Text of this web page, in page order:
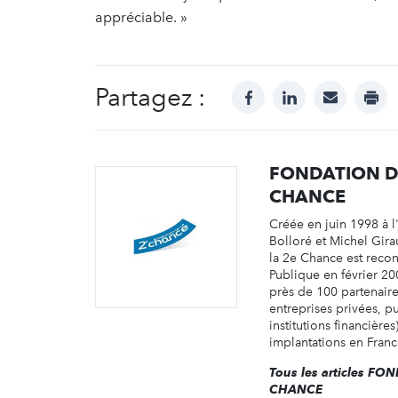
appréciable. »
Partagez : facebooklinkedinmail
FONDATION
CHANCE
Créée en juin 1998 à
Bolloré et Michel
la 2e Chance est
Publique en février
près de 100
entreprises privées,
institutions
implantations en
Tous les articles
CHANCE